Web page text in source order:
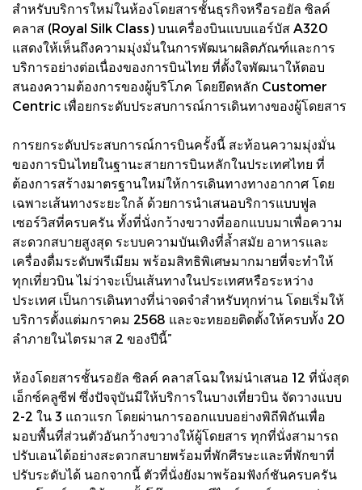
สำหรับบริการใหม่ในห้องโดยสารชั้นธุรกิจหรือรอยัล ซิลค์
คลาส (Royal Silk Class) บนเครื่องบินแบบแอร์บัส A320
แสดงให้เห็นถึงความมุ่งมั่นในการพัฒนาผลิตภัณฑ์และการ
บริการอย่างต่อเนื่องของการบินไทย ที่ตั้งใจพัฒนาให้ตอบ
สนองความต้องการของผู้บริโภค โดยยึดหลัก Customer
Centric เพื่อยกระดับประสบการณ์การเดินทางของผู้โดยสาร
การยกระดับประสบการณ์การบินครั้งนี้ สะท้อนความมุ่งมั่น
ของการบินไทยในฐานะสายการบินหลักในประเทศไทย ที่
ต้องการสร้างมาตรฐานใหม่ให้การเดินทางทางอากาศ โดย
เฉพาะเส้นทางระยะใกล้ ด้วยการนำเสนอบริการแบบฟูล
เซอร์วิสที่ครบครัน ทั้งที่นั่งกว้างขวางที่ออกแบบมาเพื่อความ
สะดวกสบายสูงสุด ระบบความบันเทิงที่ล้ำสมัย อาหารและ
เครื่องดื่มระดับพรีเมียม พร้อมสิทธิพิเศษมากมายที่จะทำให้
ทุกเที่ยวบิน ไม่ว่าจะเป็นเส้นทางในประเทศหรือระหว่าง
ประเทศ เป็นการเดินทางที่น่าจดจำสำหรับทุกท่าน โดยเริ่มให้
บริการตั้งแต่มกราคม 2568 และจะทยอยติดตั้งให้ครบทั้ง 20
ลำภายในไตรมาส 2 ของปีนี้”
ห้องโดยสารชั้นรอยัล ซิลค์ คลาสโฉมใหม่นำเสนอ 12 ที่นั่งสุด
เอ็กซ์คลูซีฟ ซึ่งปัจจุบันมีให้บริการในบางเที่ยวบิน จัดวางแบบ
2-2 ใน 3 แถวแรก โดยผ่านการออกแบบอย่างพิถีพิถันเพื่อ
มอบพื้นที่ส่วนตัวอันกว้างขวางให้ผู้โดยสาร ทุกที่นั่งสามารถ
ปรับเอนได้อย่างสะดวกสบายพร้อมที่พักศีรษะและที่พักขาที่
ปรับระดับได้ นอกจากนี้ ตัวที่นั่งยังมาพร้อมฟังก์ชันครบครัน